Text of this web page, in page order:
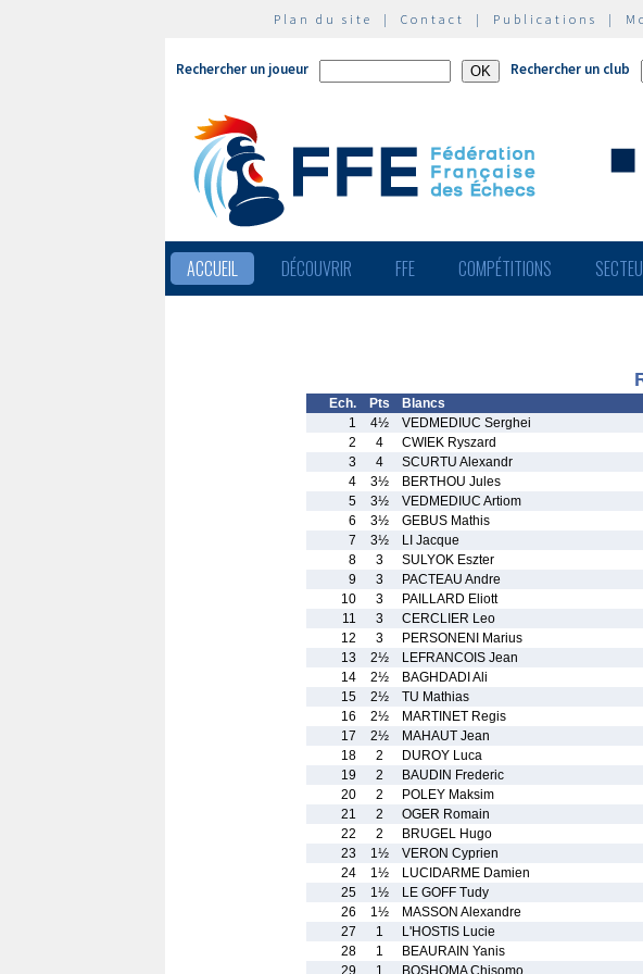
Plan du site | Contact | Publications |
Rechercher un joueur Rechercher un club
ACCUEIL DÉCOUVRIR FFE COMPÉTITIONS
Ech. Pts Blancs
1
4½ VEDMEDIUC Serghei
2
4 CWIEK Ryszard
3
4 SCURTU Alexandr
4
3½ BERTHOU Jules
5
3½ VEDMEDIUC Artiom
6
3½ GEBUS Mathis
7
3½ LI Jacque
8
3 SULYOK Eszter
9
3 PACTEAU Andre
10
3 PAILLARD Eliott
11
3 CERCLIER Leo
12
3 PERSONENI Marius
13
2½ LEFRANCOIS Jean
14
2½ BAGHDADI Ali
15
2½ TU Mathias
16
2½ MARTINET Regis
17
2½ MAHAUT Jean
18
2 DUROY Luca
19
2 BAUDIN Frederic
20
2 POLEY Maksim
21
2 OGER Romain
22
2 BRUGEL Hugo
23
1½ VERON Cyprien
24
1½ LUCIDARME Damien
25
1½ LE GOFF Tudy
26
1½ MASSON Alexandre
27
1 L'HOSTIS Lucie
28
1 BEAURAIN Yanis
29
1 BOSHOMA Chisomo